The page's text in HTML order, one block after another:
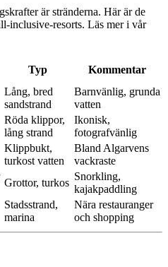
är stränderna. Här är de
inclusive-resorts. Läs mer i vår
Typ
Kommentar
Lång, bred
sandstrand
Barnvänlig, grunda
vatten
Röda klippor,
lång strand
Ikonisk,
fotografvänlig
Klippbukt,
turkost vatten
Bland Algarvens
vackraste
Grottor, turkos
Snorkling,
kajakpaddling
Stadsstrand,
marina
Nära restauranger
och shopping